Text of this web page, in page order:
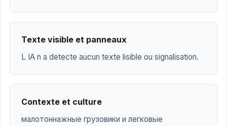
Texte visible et panneaux
L IA n a detecte aucun texte lisible ou signalisation.
Contexte et culture
малотоннажные грузовики и легковые